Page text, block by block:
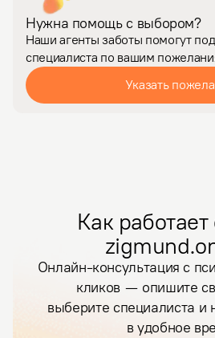
Нужна помощь с выбором?
Наши агенты заботы помогут
специалиста по вашим
Указать
Как
Онлайн-консультация с
кликов — опишите
выберите специалиста и
в удобное